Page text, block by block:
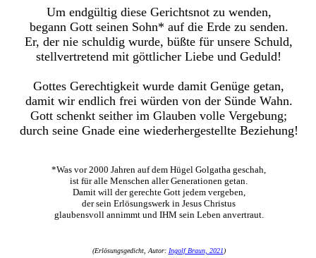
Um endgültig diese Gerichtsnot zu wenden,
begann Gott seinen Sohn* auf die Erde zu senden.
Er, der nie schuldig wurde, büßte für unsere Schuld,
stellvertretend mit göttlicher Liebe und Geduld!
Gottes Gerechtigkeit wurde damit Genüge getan,
damit wir endlich frei würden von der Sünde Wahn.
Gott schenkt seither im Glauben volle Vergebung;
durch seine Gnade eine wiederhergestellte Beziehung!
*Was vor 2000 Jahren auf dem Hügel Golgatha geschah,
ist für alle Menschen aller Generationen getan.
Damit will der gerechte Gott jedem vergeben,
der sein Erlösungswerk in Jesus Christus
glaubensvoll annimmt und IHM sein Leben anvertraut.
(Erlösungsgedicht, Autor: Ingolf Braun, 2021)